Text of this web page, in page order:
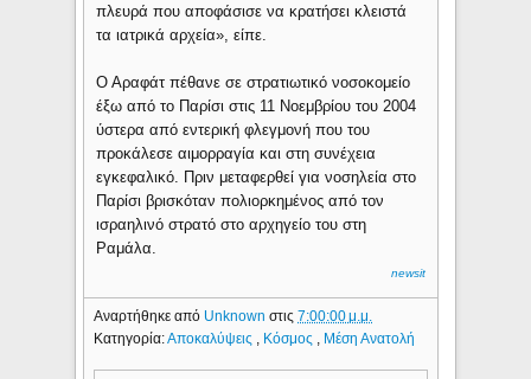
πλευρά που αποφάσισε να κρατήσει κλειστά
τα ιατρικά αρχεία», είπε.
Ο Αραφάτ πέθανε σε στρατιωτικό νοσοκομείο
έξω από το Παρίσι στις 11 Νοεμβρίου του 2004
ύστερα από εντερική φλεγμονή που του
προκάλεσε αιμορραγία και στη συνέχεια
εγκεφαλικό. Πριν μεταφερθεί για νοσηλεία στο
Παρίσι βρισκόταν πολιορκημένος από τον
ισραηλινό στρατό στο αρχηγείο του στη
Ραμάλα.
newsit
Αναρτήθηκε από Unknownστις7:00:00 μ.μ.
Κατηγορία:Αποκαλύψεις Κόσμος Μέση Ανατολή